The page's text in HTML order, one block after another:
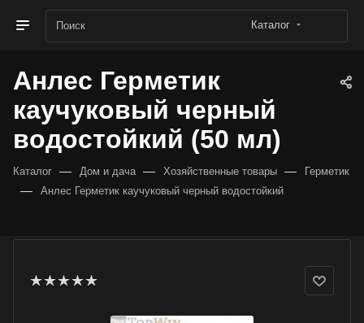
Каталог
Анлес Герметик
каучуковый черный
водостойкий (50 мл)
Каталог — Дом и дача — Хозяйственные товары — Герметик
— Анлес Герметик каучуковый черный водостойкий